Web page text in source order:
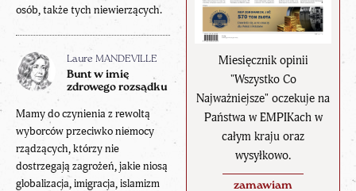
Miesięcznik opinii
"Wszystko Co
Najważniejsze" oczekuje na
Państwa w EMPIKach w
całym kraju oraz
wysyłkowo.
zamawiam
osób, także tych niewierzących.
Laure MANDEVILLE
Bunt w imię
zdrowego rozsądku
Mamy do czynienia z rewoltą
wyborców przeciwko niemocy
rządzących, którzy nie
dostrzegają zagrożeń, jakie niosą
globalizacja, imigracja, islamizm